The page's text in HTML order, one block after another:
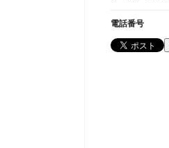
電話番号